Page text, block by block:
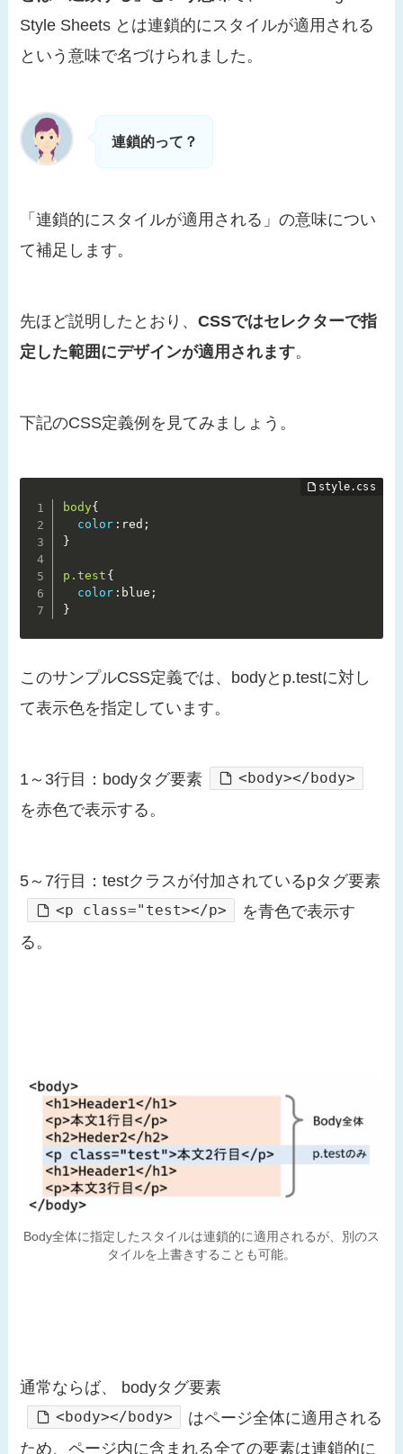
Style Sheets とは連鎖的にスタイルが適用される
という意味で名づけられました。
連鎖的って？
「連鎖的にスタイルが適用される」の意味につい
て補足します。
先ほど説明したとおり、CSSではセレクターで指
定した範囲にデザインが適用されます。
下記のCSS定義例を見てみましょう。
body{
color : red ;
}
p.test {
color : blue ;
}
このサンプルCSS定義では、bodyとp.testに対し
て表示色を指定しています。
1～3行目：bodyタグ要素 <body></body>
を赤色で表示する。
5～7行目：testクラスが付加されているpタグ要素
<p class="test></p>
を青色で表示す
る。
Body全体に指定したスタイルは連鎖的に適用されるが、別のス
タイルを上書きすることも可能。
通常ならば、 bodyタグ要素
<body></body>
はページ全体に適用される
ため、ページ内に含まれる全ての要素は連鎖的に